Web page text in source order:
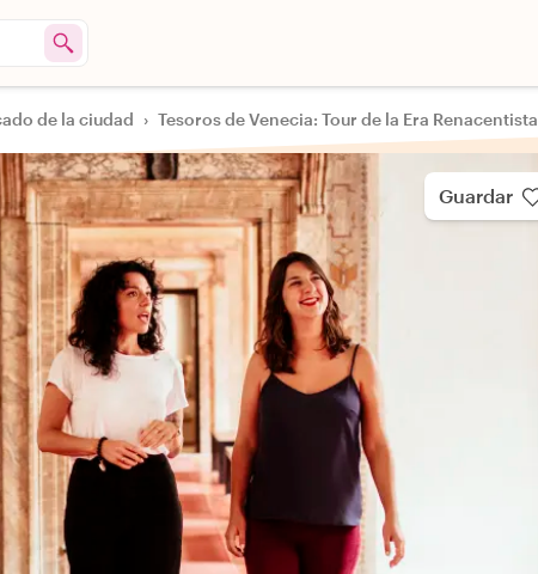
de la ciudad › Tesoros de Venecia: Tour de la Era Renacentista
Guardar